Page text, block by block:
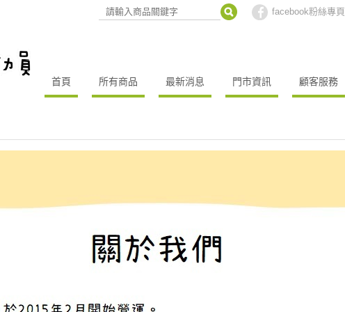
facebook粉絲專頁
首頁 所有商品 最新消息 門市資訊 顧客服務